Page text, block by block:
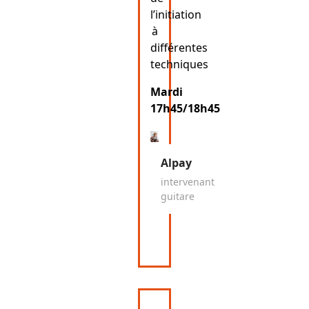
l’initiation
à
différentes
techniques
Mardi
17h45/18h45
Alpay
intervenant
guitare